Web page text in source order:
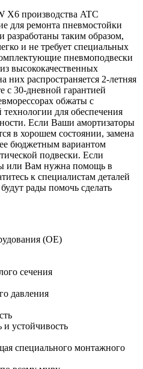
производства ATC
для ремонта пневмостойки
таким образом,
и не требует специальных
пневмоподвески
высококачественных
них распространяется 2-летняя
с 30-дневной гарантией
обжаты с
для обеспечения
Если Ваши амортизаторы
в хорошем состоянии, замена
бюджетным вариантом
подвески. Если
или Вам нужна помощь в
к специалистам деталей
рады помочь сделать
(OE)
сечения
давления
и устойчивость
специального монтажного